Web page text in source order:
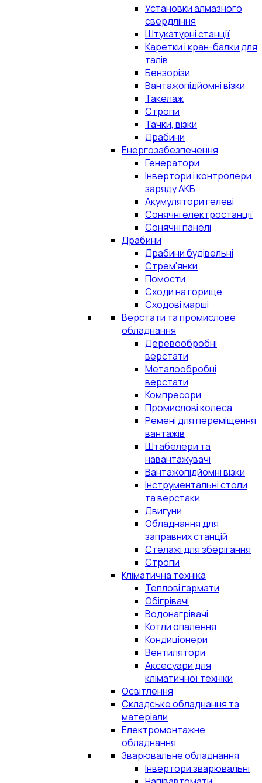
Установки алмазного
свердління
Штукатурні станції
Каретки і кран-балки для
талів
Бензорізи
Вантажопідйомні візки
Такелаж
Стропи
Тачки, візки
Драбини
Енергозабезпечення
Генератори
Інвертори і контролери
заряду АКБ
Акумулятори гелеві
Сонячні електростанції
Сонячні панелі
Драбини
Драбини будівельні
Стрем'янки
Помости
Сходи на горище
Сходові марші
Верстати та промислове
обладнання
Деревообробні
верстати
Металообробні
верстати
Компресори
Промислові колеса
Ремені для переміщення
вантажів
Штабелери та
навантажувачі
Вантажопідйомні візки
Інструментальні столи
та верстаки
Двигуни
Обладнання для
заправних станцій
Стелажі для зберігання
Стропи
Кліматична техніка
Теплові гармати
Обігрівачі
Водонагрівачі
Котли опалення
Кондиціонери
Вентилятори
Аксесуари для
кліматичної техніки
Освітлення
Складське обладнання та
матеріали
Електромонтажне
обладнання
Зварювальне обладнання
Інвертори зварювальні